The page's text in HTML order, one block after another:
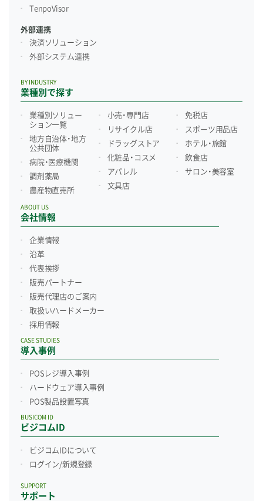
TenpoVisor
外部連携
決済ソリューション
外部システム連携
業種別で探す
BY INDUSTRY
業種別ソリュー
ション一覧
地方自治体・地方
公共団体
病院・医療機関
調剤薬局
農産物直売所
小売・専門店
リサイクル店
ドラッグストア
化粧品・コスメ
アパレル
文具店
免税店
スポーツ用品店
ホテル・旅館
飲食店
サロン・美容室
会社情報
ABOUT US
企業情報
沿革
代表挨拶
販売パートナー
販売代理店のご案内
取扱いハードメーカー
採用情報
導入事例
CASE STUDIES
POSレジ導入事例
ハードウェア導入事例
POS製品設置写真
ビジコムID
BUSICOM ID
ビジコムIDについて
ログイン/新規登録
サポート
SUPPORT